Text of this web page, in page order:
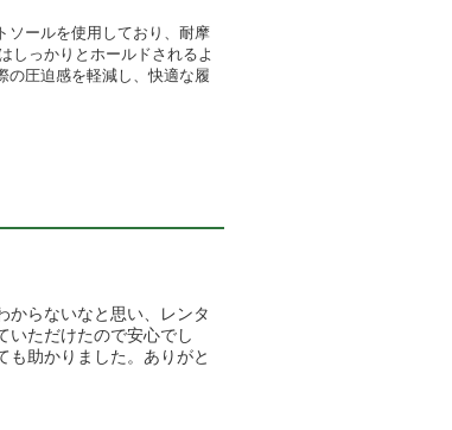
ソールを使用しており、耐摩
しっかりとホールドされるよ
の圧迫感を軽減し、快適な履
からないなと思い、レンタ
いただけたので安心でし
も助かりました。ありがと